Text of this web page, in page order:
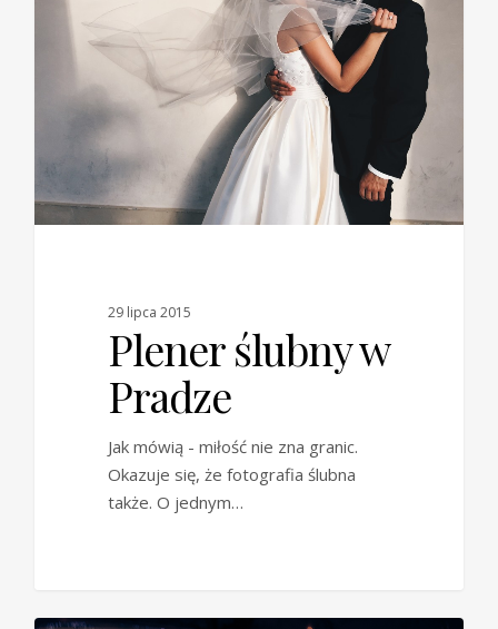
29 lipca 2015
Plener ślubny w
Pradze
Jak mówią - miłość nie zna granic.
Okazuje się, że fotografia ślubna
także. O jednym…